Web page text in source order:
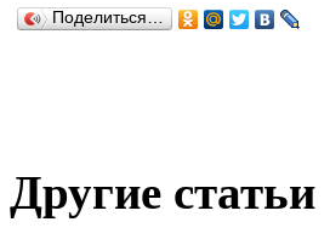
Поделиться…
Другие